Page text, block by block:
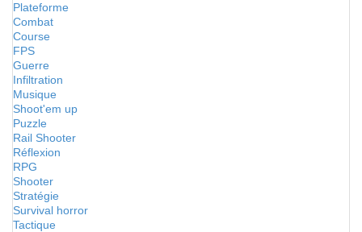
Plateforme
Combat
Course
FPS
Guerre
Infiltration
Musique
Shoot'em up
Puzzle
Rail Shooter
Réflexion
RPG
Shooter
Stratégie
Survival horror
Tactique